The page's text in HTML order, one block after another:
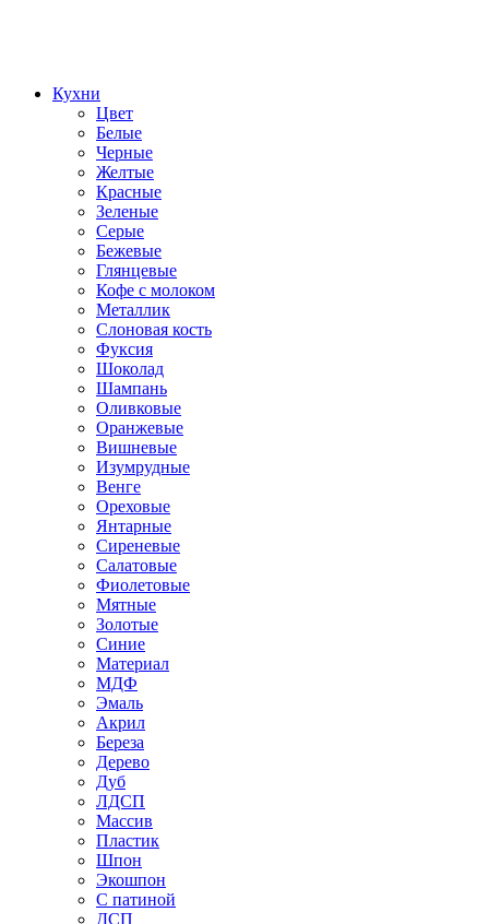
Кухни
Цвет
Белые
Черные
Желтые
Красные
Зеленые
Серые
Бежевые
Глянцевые
Кофе с молоком
Металлик
Слоновая кость
Фуксия
Шоколад
Шампань
Оливковые
Оранжевые
Вишневые
Изумрудные
Венге
Ореховые
Янтарные
Сиреневые
Салатовые
Фиолетовые
Мятные
Золотые
Синие
Материал
МДФ
Эмаль
Акрил
Береза
Дерево
Дуб
ЛДСП
Массив
Пластик
Шпон
Экошпон
С патиной
ДСП